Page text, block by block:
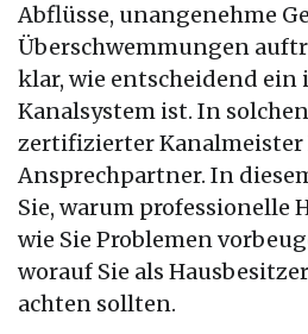
Abflüsse, unangenehme
Überschwemmungen
klar, wie entscheidend ein
Kanalsystem ist. In
zertifizierter Kanalmeister
Ansprechpartner. In
Sie, warum professionelle
wie Sie Problemen
worauf Sie als
achten sollten.